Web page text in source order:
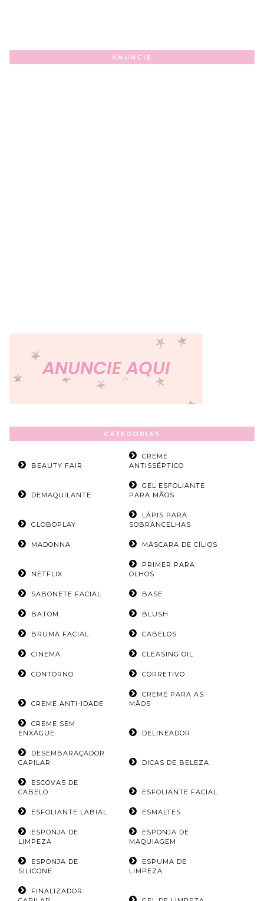
ANUNCIE
CATEGORIAS
BEAUTY FAIR
CREME
ANTISSÉPTICO
DEMAQUILANTE
GEL ESFOLIANTE
PARA MÃOS
GLOBOPLAY
LÁPIS PARA
SOBRANCELHAS
MADONNA MÁSCARA DE CÍLIOS
NETFLIX
PRIMER PARA
OLHOS
SABONETE FACIAL BASE
BATOM BLUSH
BRUMA FACIAL CABELOS
CINEMA CLEASING OIL
CONTORNO CORRETIVO
CREME ANTI-IDADE
CREME PARA AS
MÃOS
CREME SEM
ENXÁGUE
DELINEADOR
DESEMBARAÇADOR
CAPILAR
DICAS DE BELEZA
ESCOVAS DE
CABELO
ESFOLIANTE FACIAL
ESFOLIANTE LABIAL ESMALTES
ESPONJA DE
LIMPEZA
ESPONJA DE
MAQUIAGEM
ESPONJA DE
SILICONE
ESPUMA DE
LIMPEZA
FINALIZADOR